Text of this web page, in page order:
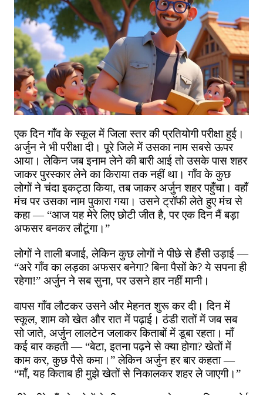
एक दिन गाँव के स्कूल में जिला स्तर की प्रतियोगी परीक्षा हुई।
अर्जुन ने भी परीक्षा दी। पूरे जिले में उसका नाम सबसे ऊपर
आया। लेकिन जब इनाम लेने की बारी आई तो उसके पास शहर
जाकर पुरस्कार लेने का किराया तक नहीं था। गाँव के कुछ
लोगों ने चंदा इकट्ठा किया,तब जाकर अर्जुन शहर पहुँचा। वहाँ
मंच पर उसका नाम पुकारा गया। उसने ट्रॉफी लेते हुए मंच से
कहा— “आज यह मेरे लिए छोटी जीत है,पर एक दिन मैं बड़ा
अफसर बनकर लौटूंगा।”
लोगों ने ताली बजाई,लेकिन कुछ लोगों ने पीछे से हँसी उड़ाई—
“अरे गाँव का लड़का अफसर बनेगा?बिना पैसों के?ये सपना ही
रहेगा!” अर्जुन ने सब सुना,पर उसने हार नहीं मानी।
वापस गाँव लौटकर उसने और मेहनत शुरू कर दी। दिन में
स्कूल,शाम को खेत और रात में पढ़ाई। ठंडी रातों में जब सब
सो जाते, अर्जुन लालटेन जलाकर किताबों में डूबा रहता। माँ
कई बार कहती— “बेटा,इतना पढ़ने से क्या होगा?खेतों में
काम कर,कुछ पैसे कमा।”लेकिन अर्जुन हर बार कहता—
“माँ,यह किताब ही मुझे खेतों से निकालकर शहर ले जाएगी।”